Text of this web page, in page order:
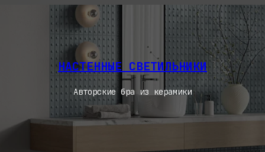
НАСТЕННЫЕ СВЕТИЛЬНИКИ
Авторские бра из керамики